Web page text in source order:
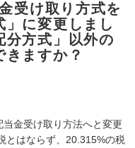
受け取り方式を
」に変更しまし
分方式」以外の
きますか？
金受け取り方法へと変更
とはならず、20.315%の税